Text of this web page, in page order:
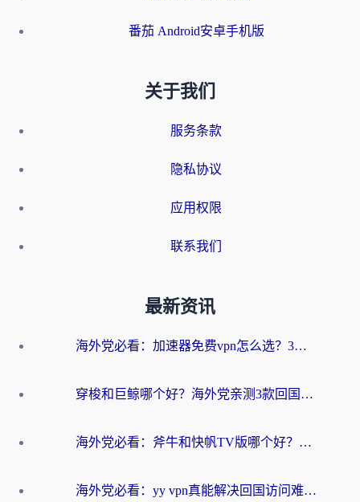
番茄 Android安卓手机版
关于我们
服务条款
隐私协议
应用权限
联系我们
最新资讯
海外党必看：加速器免费vpn怎么选？3步教你无缝访问国内资源
穿梭和巨鲸哪个好？海外党亲测3款回国加速器，教你避开90%的坑
海外党必看：斧牛和快帆TV版哪个好？3分钟选对回国加速器，无缝刷B站、追热剧
海外党必看：yy vpn真能解决回国访问难题？附云极initap测评+免费方案对比